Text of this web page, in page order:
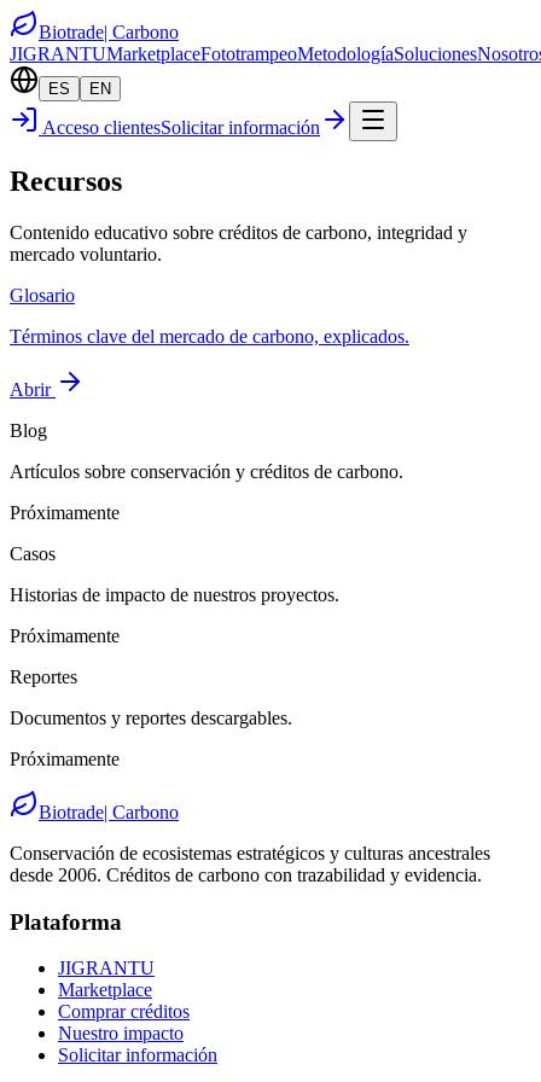
Biotrade| Carbono
JIGRANTUMarketplaceFototrampeoMetodologíaSoluciones
ES EN
Acceso clientesSolicitar información
Recursos
Contenido educativo sobre créditos de carbono, integridad y
mercado voluntario.
Glosario
Términos clave del mercado de carbono, explicados.
Abrir
Blog
Artículos sobre conservación y créditos de carbono.
Próximamente
Casos
Historias de impacto de nuestros proyectos.
Próximamente
Reportes
Documentos y reportes descargables.
Próximamente
Biotrade| Carbono
Conservación de ecosistemas estratégicos y culturas ancestrales
desde 2006. Créditos de carbono con trazabilidad y evidencia.
Plataforma
JIGRANTU
Marketplace
Comprar créditos
Nuestro impacto
Solicitar información